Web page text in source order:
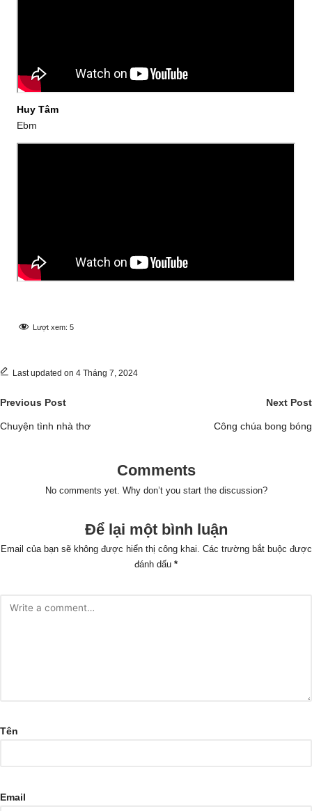
Huy Tâm
Ebm
Lượt xem: 5
Last updated on 4 Tháng 7, 2024
Post
navigation
Previous Post
Chuyện tình nhà thơ
Next Post
Công chúa bong bóng
Comments
No comments yet. Why don’t you start the discussion?
Để lại một bình luận
Email của bạn sẽ không được hiển thị công khai. Các trường bắt buộc được
đánh dấu *
Tên
Email